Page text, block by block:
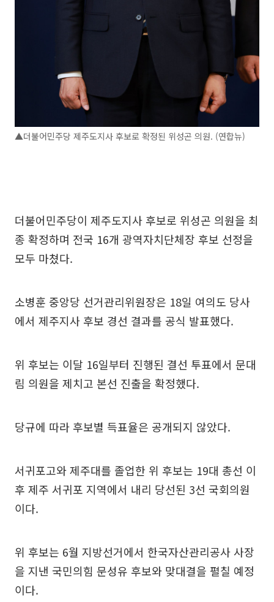
▲더불어민주당 제주도지사 후보로 확정된 위성곤 의원. (연합뉴)
더불어민주당이 제주도지사 후보로 위성곤 의원을 최
종 확정하며 전국 16개 광역자치단체장 후보 선정을
모두 마쳤다.
소병훈 중앙당 선거관리위원장은 18일 여의도 당사
에서 제주지사 후보 경선 결과를 공식 발표했다.
위 후보는 이달 16일부터 진행된 결선 투표에서 문대
림 의원을 제치고 본선 진출을 확정했다.
당규에 따라 후보별 득표율은 공개되지 않았다.
서귀포고와 제주대를 졸업한 위 후보는 19대 총선 이
후 제주 서귀포 지역에서 내리 당선된 3선 국회의원
이다.
위 후보는 6월 지방선거에서 한국자산관리공사 사장
을 지낸 국민의힘 문성유 후보와 맞대결을 펼칠 예정
이다.